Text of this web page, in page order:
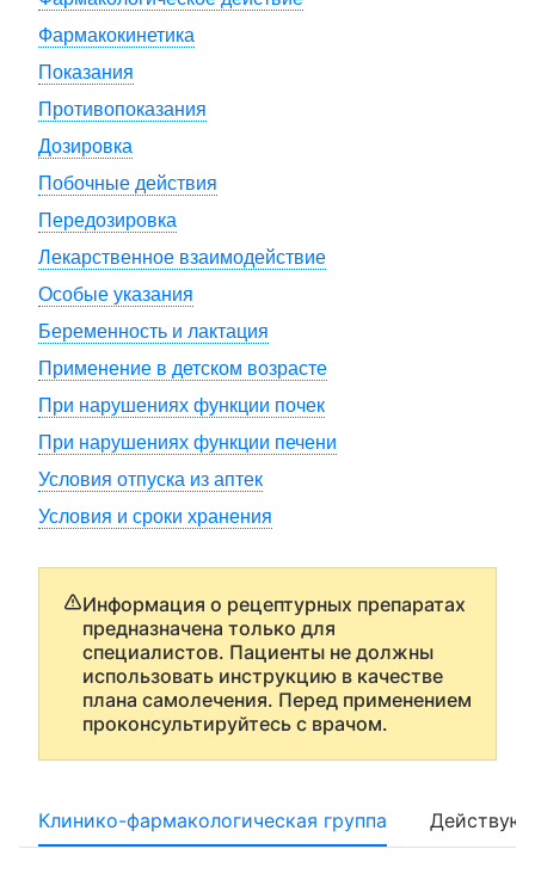
Фармакокинетика
Показания
Противопоказания
Дозировка
Побочные действия
Передозировка
Лекарственное взаимодействие
Особые указания
Беременность и лактация
Применение в детском возрасте
При нарушениях функции почек
При нарушениях функции печени
Условия отпуска из аптек
Условия и сроки хранения
Информация о рецептурных препаратах
предназначена только для
специалистов. Пациенты не должны
использовать инструкцию в качестве
плана самолечения. Перед применением
проконсультируйтесь с врачом.
Клинико-фармакологическая группа